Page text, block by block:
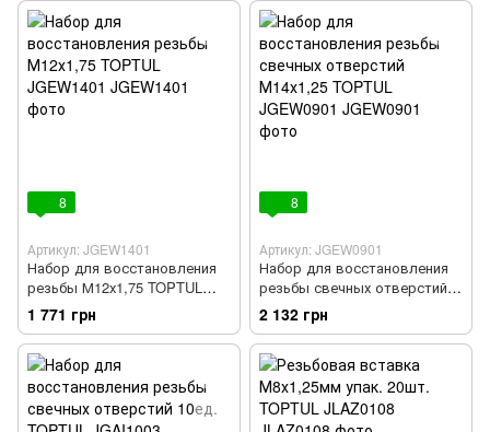
8
Артикул: JGEW1401
Набор для восстановления
резьбы М12х1,75 TOPTUL
JGEW1401
1 771 грн
8
Артикул: JGEW0901
Набор для восстановления
резьбы свечных отверстий
М14х1,25 TOPTUL JGEW0901
2 132 грн